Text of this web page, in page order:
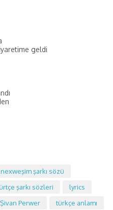
geldi
şarkı sözü
şarkı sözleri
lyrics
Şivan Perwer
türkçe anlamı